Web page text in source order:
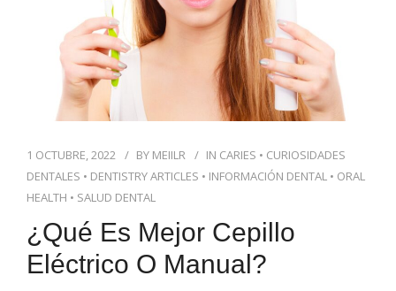
1 OCTUBRE, 2022 BY MEIILR IN CARIES • CURIOSIDADES
DENTALES • DENTISTRY ARTICLES • INFORMACIÓN DENTAL • ORAL
HEALTH • SALUD DENTAL
¿Qué Es Mejor Cepillo
Eléctrico O Manual?